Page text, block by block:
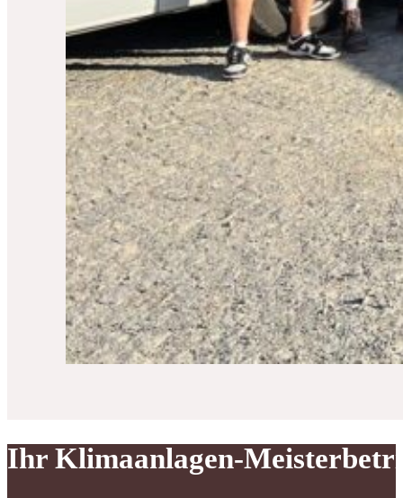
Ihr Klimaanlagen-